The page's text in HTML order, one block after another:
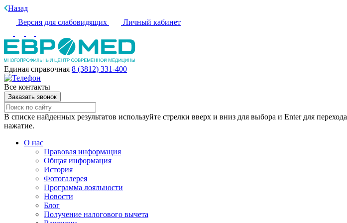
Назад
Версия для слабовидящих
Личный кабинет
Единая справочная 8 (3812) 331-400
Все контакты
Заказать звонок
В списке найденных результатов используйте стрелки вверх и вниз для выбора и Enter для
нажатие.
О нас
Правовая информация
Общая информация
История
Фотогалерея
Программа лояльности
Новости
Блог
Получение налогового вычета